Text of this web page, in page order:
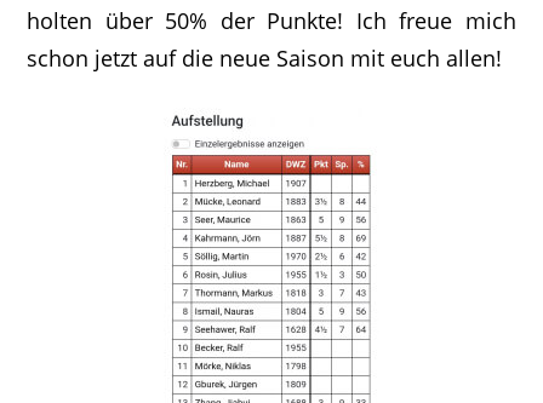
holten über 50% der Punkte! Ich freue mich
schon jetzt auf die neue Saison mit euch allen!